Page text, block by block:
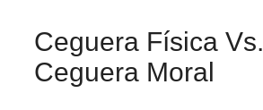
Ceguera Física Vs.
Ceguera Moral